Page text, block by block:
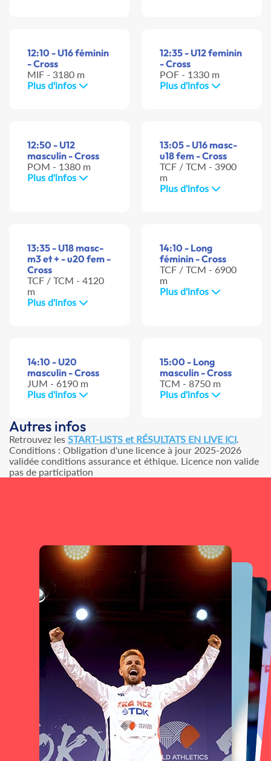
12:10 - U16 féminin
- Cross
MIF - 3180 m
Plus d'infos
12:35 - U12 feminin
- Cross
POF - 1330 m
Plus d'infos
12:50 - U12
masculin - Cross
POM - 1380 m
Plus d'infos
13:05 - U16 masc-
u18 fem - Cross
TCF / TCM - 3900
m
Plus d'infos
13:35 - U18 masc-
m3 et + - u20 fem -
Cross
TCF / TCM - 4120
m
Plus d'infos
14:10 - Long
féminin - Cross
TCF / TCM - 6900
m
Plus d'infos
14:10 - U20
masculin - Cross
JUM - 6190 m
Plus d'infos
15:00 - Long
masculin - Cross
TCM - 8750 m
Plus d'infos
Autres infos
Retrouvez les START-LISTS et RÉSULTATS EN LIVE ICI.
Conditions : Obligation d'une licence à jour 2025-2026
validée conditions assurance et éthique. Licence non valide
pas de participation